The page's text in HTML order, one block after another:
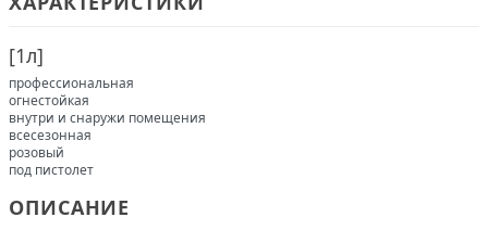
[1л]
профессиональная
огнестойкая
внутри и снаружи помещения
всесезонная
розовый
под пистолет
ОПИСАНИЕ